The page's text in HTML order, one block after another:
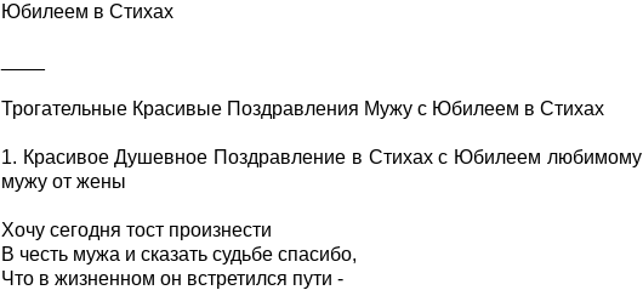
Юбилеем в Стихах
Трогательные Красивые Поздравления Мужу с Юбилеем в Стихах
1. Красивое Душевное Поздравление в Стихах с Юбилеем любимому
мужу от жены
Хочу сегодня тост произнести
В честь мужа и сказать судьбе спасибо,
Что в жизненном он встретился пути -